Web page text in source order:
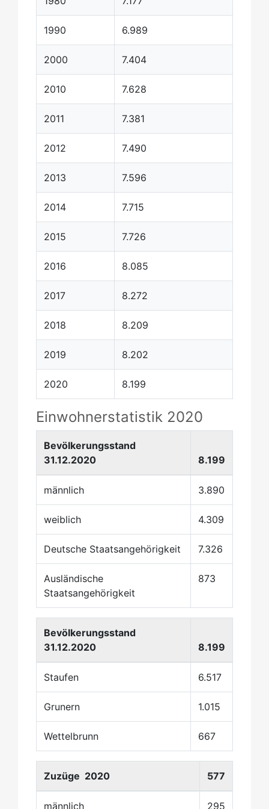
1990 6.989
2000 7.404
2010 7.628
2011 7.381
2012 7.490
2013 7.596
2014 7.715
2015 7.726
2016 8.085
2017 8.272
2018 8.209
2019 8.202
2020 8.199
Einwohnerstatistik 2020
Bevölkerungsstand
31.12.2020
8.199
männlich 3.890
weiblich 4.309
Deutsche Staatsangehörigkeit 7.326
Ausländische
Staatsangehörigkeit
873
Bevölkerungsstand
31.12.2020
8.199
Staufen 6.517
Grunern 1.015
Wettelbrunn 667
Zuzüge 2020 577
männlich 295